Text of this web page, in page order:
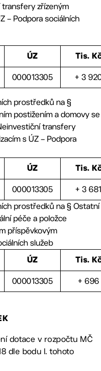
zřízeným
– Podpora sociálních
ÚZ Tis.
000013305 + 3
prostředků na §
postižením a domovy se
transfery
s ÚZ – Podpora
ÚZ Tis.
000013305
+ 3
prostředků na § Ostatní
péče a položce
příspěvkovým
služeb
ÚZ Tis.
000013305
+ 696
dotace v rozpočtu MČ
dle bodu I. tohoto